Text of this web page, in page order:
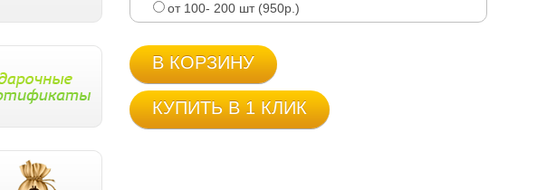
от 100- 200 шт (950р.)
В КОРЗИНУ
КУПИТЬ В 1 КЛИК